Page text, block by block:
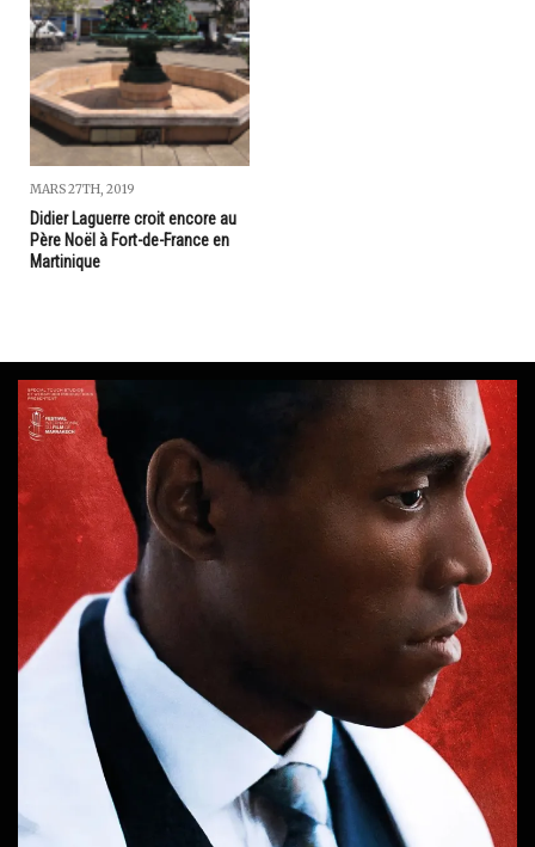
MARS 27TH, 2019
Didier Laguerre croit encore au
Père Noël à Fort-de-France en
Martinique